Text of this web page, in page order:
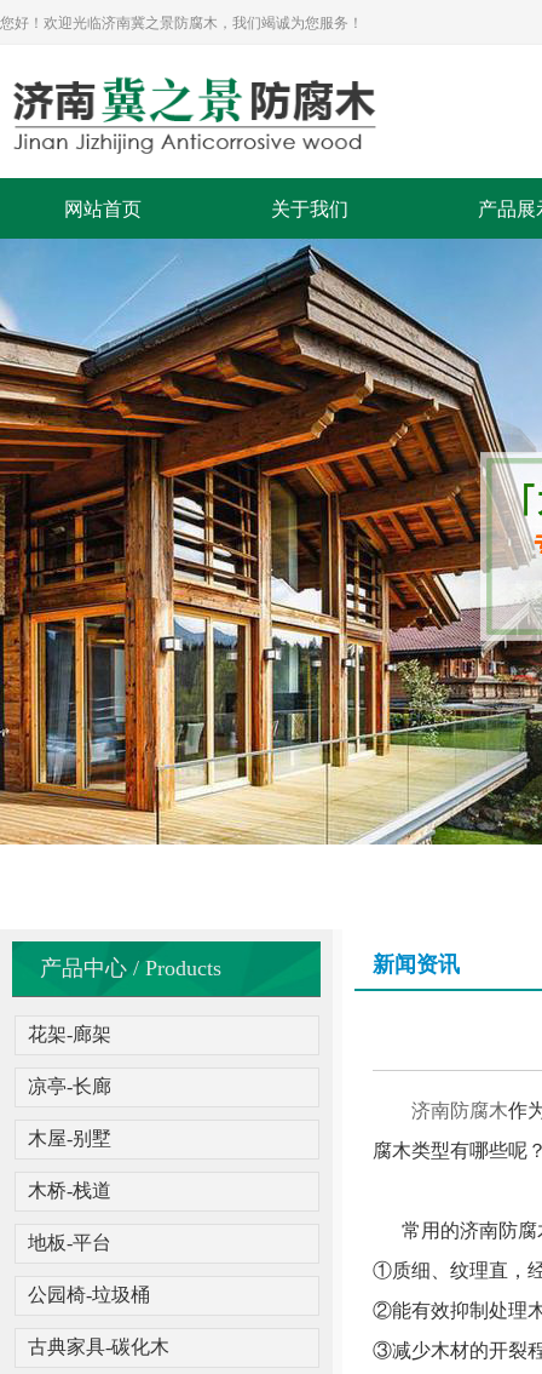
您好！欢迎光临济南冀之景防腐木，我们竭诚为您服务！
网站首页 关于我们 产品展
产品中心 / Products
花架-廊架
凉亭-长廊
木屋-别墅
木桥-栈道
地板-平台
公园椅-垃圾桶
古典家具-碳化木
新闻资讯
济南防腐木作
腐木类型有哪些呢
常用的济南防腐
①质细、纹理直，
②能有效抑制处理
③减少木材的开裂